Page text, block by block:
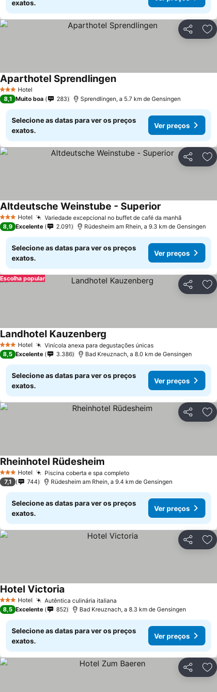
exatos.
Partilhar
3 EstrelasHotel
Aparthotel Sprendlingen
8,1 Muito boa 283 Sprendlingen, a 5.7 km de Gensingen
Selecione as datas para ver os preços
exatos.
Ver preços
Partilhar
3 EstrelasHotel Variedade excepcional no buffet de café da manhã
Altdeutsche Weinstube - Superior
8,9 Excelente 2.091 Rüdesheim am Rhein, a 9.3 km de Gensingen
Selecione as datas para ver os preços
exatos.
Ver preços
Partilhar
Escolha popular
3 EstrelasHotel Vinícola anexa para degustações únicas
Landhotel Kauzenberg
8,5 Excelente 3.386 Bad Kreuznach, a 8.0 km de Gensingen
Selecione as datas para ver os preços
exatos.
Ver preços
Partilhar
3 EstrelasHotel Piscina coberta e spa completo
Rheinhotel Rüdesheim
7,1 744 Rüdesheim am Rhein, a 9.4 km de Gensingen
Selecione as datas para ver os preços
exatos.
Ver preços
Partilhar
3 EstrelasHotel Autêntica culinária italiana
Hotel Victoria
8,5 Excelente 852 Bad Kreuznach, a 8.3 km de Gensingen
Selecione as datas para ver os preços
exatos.
Ver preços
Partilhar